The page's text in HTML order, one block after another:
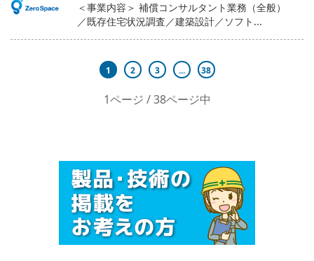
＜事業内容＞ 補償コンサルタント業務（全般）
／既存住宅状況調査／建築設計／ソフト...
1 2 3 ... 38
1ページ / 38ページ中